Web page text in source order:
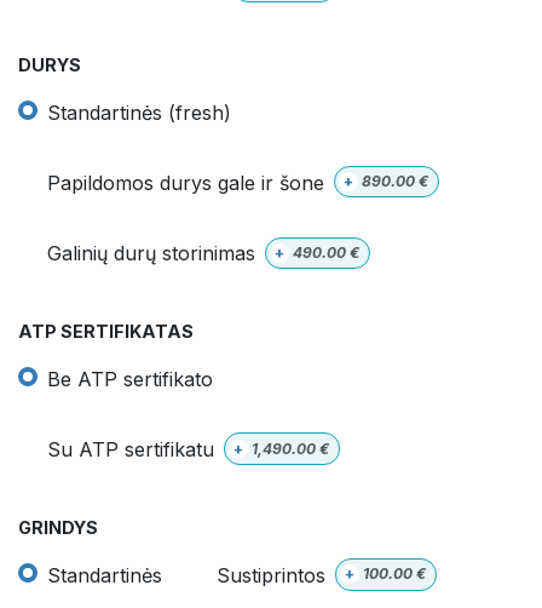
DURYS
Standartinės (fresh)
Papildomos durys gale ir šone + 890.00 €
Galinių durų storinimas + 490.00 €
ATP SERTIFIKATAS
Be ATP sertifikato
Su ATP sertifikatu + 1,490.00 €
GRINDYS
Standartinės Sustiprintos + 100.00 €